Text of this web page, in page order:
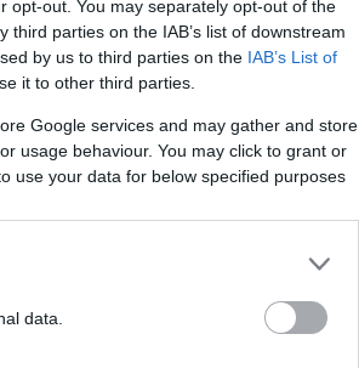
opt-out. You may separately opt-out of the
parties on the IAB’s list of downstream
by us to third parties on the IAB’s List of
it to other third parties.
Google services and may gather and store
usage behaviour. You may click to grant or
use your data for below specified purposes
data.